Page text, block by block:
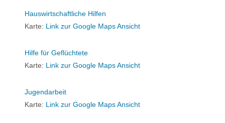
Hauswirtschaftliche Hilfen
Karte: Link zur Google Maps Ansicht
Hilfe für Geflüchtete
Karte: Link zur Google Maps Ansicht
Jugendarbeit
Karte: Link zur Google Maps Ansicht